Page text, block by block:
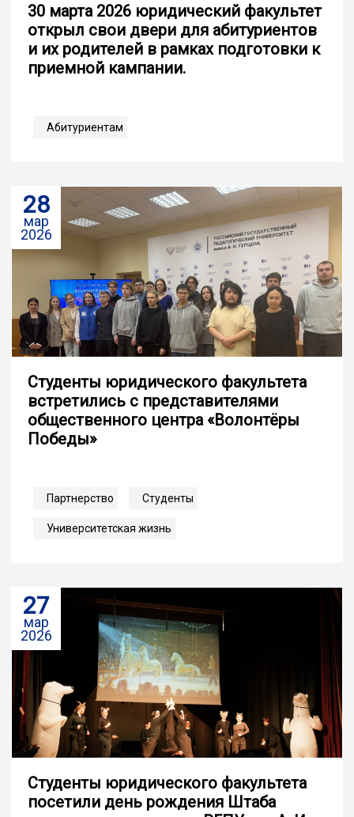
30 марта 2026 юридический факультет
открыл свои двери для абитуриентов
и их родителей в рамках подготовки к
приемной кампании.
Абитуриентам
28
мар
2026
Студенты юридического факультета
встретились с представителями
общественного центра «Волонтёры
Победы»
Партнерство Студенты
Университетская жизнь
27
мар
2026
Студенты юридического факультета
посетили день рождения Штаба